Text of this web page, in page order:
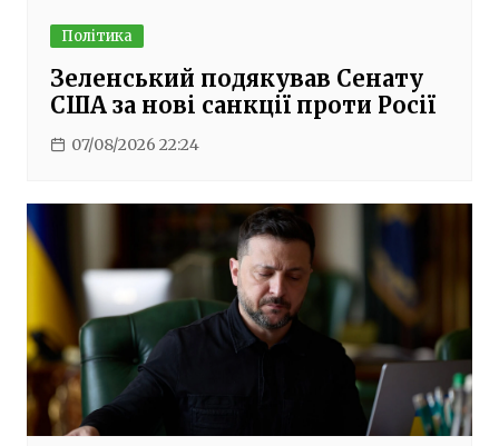
Політика
Зеленський подякував Сенату
США за нові санкції проти Росії
07/08/2026 22:24